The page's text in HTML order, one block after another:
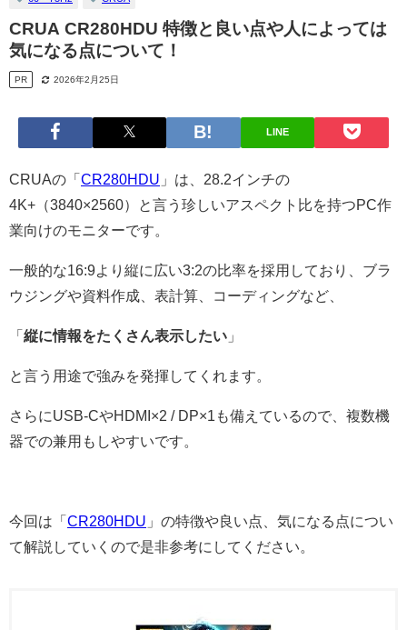
CRUA CR280HDU 特徴と良い点や人によっては
気になる点について！
PR 2026年2月25日
LINE
CRUAの「 CR280HDU 」は、28.2インチの
4K+（3840×2560）と言う珍しいアスペクト比を持つPC作
業向けのモニターです。
一般的な16:9より縦に広い3:2の比率を採用しており、ブラ
ウジングや資料作成、表計算、コーディングなど、
「 縦に情報をたくさん表示したい 」
と言う用途で強みを発揮してくれます。
さらにUSB-CやHDMI×2 / DP×1も備えているので、複数機
器での兼用もしやすいです。
今回は「 CR280HDU 」の特徴や良い点、気になる点につい
て解説していくので是非参考にしてください。